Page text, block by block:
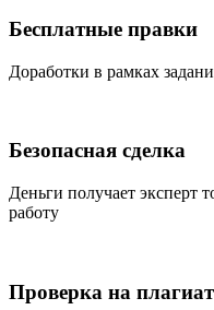
Бесплатные правки
Доработки в рамках
Безопасная сделка
Деньги получает эксперт
работу
Проверка на